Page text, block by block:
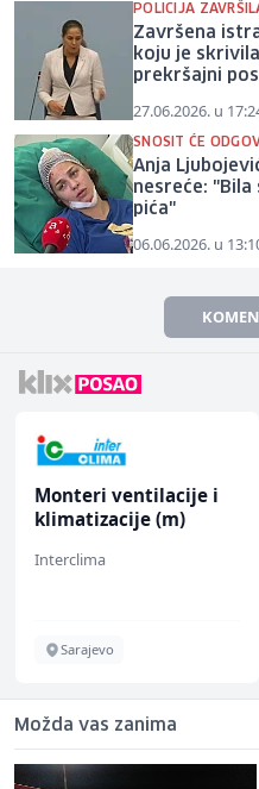
POLICIJA
Završena
koju je
prekršajni
27.06.2026. u
SNOSIT ĆE
Anja
nesreće:
pića"
06.06.2026. u
Monteri ventilacije i
klimatizacije (m)
Interclima
Sarajevo
Možda vas zanima